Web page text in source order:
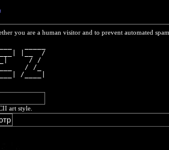
you are a human visitor and to prevent automated
|__  /
/ /
/ /_
/____|
art style.